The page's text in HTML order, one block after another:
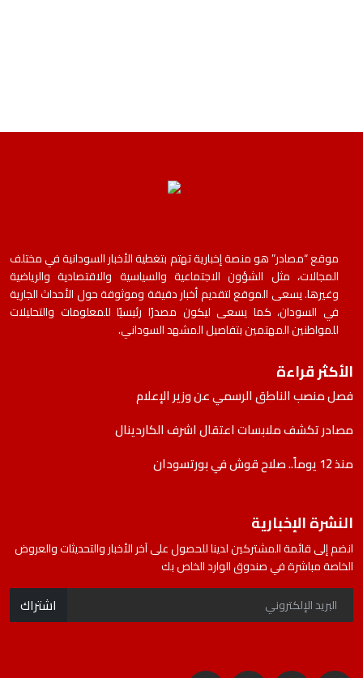
موقع “مصادر” هو منصة إخبارية تهتم بتغطية الأخبار السودانية في مختلف
المجالات، مثل الشؤون الاجتماعية والسياسية والاقتصادية والرياضية
وغيرها. يسعى الموقع لتقديم أخبار دقيقة وموثوقة حول الأحداث الجارية
في السودان، كما يسعى ليكون مصدرًا رئيسيًا للمعلومات والتحليلات
للمواطنين المهتمين بتفاصيل المشهد السوداني.
الأكثر قراءة
فصل منصب الناطق الرسمي عن وزير الإعلام
مصادر تكشف ملابسات اعتقال اشرف الكاردينال
منذ 12 يوماً.. صلاح قوش في بورتسودان
النشرة الإخبارية
انضم إلى قائمة المشتركين لدينا للحصول على آخر الأخبار والتحديثات والعروض
الخاصة مباشرة في صندوق الوارد الخاص بك
اشتراك